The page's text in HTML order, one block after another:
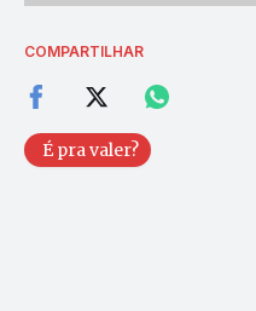
COMPARTILHAR
É pra valer?